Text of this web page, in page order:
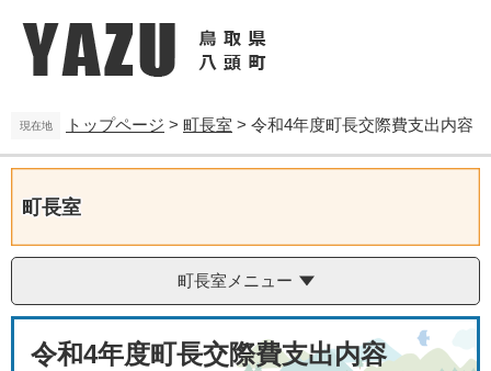
す
し
文
へ
現在地 トップページ > 町長室 > 令和4年度町長交際費支出内容
町長室
町長室メニュー
令和4年度町長交際費支出内容